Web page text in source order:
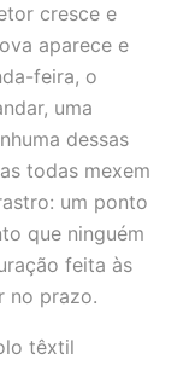
cresce e
aparece e
feira, o
uma
dessas
todas mexem
um ponto
que ninguém
feita às
no prazo.
têxtil